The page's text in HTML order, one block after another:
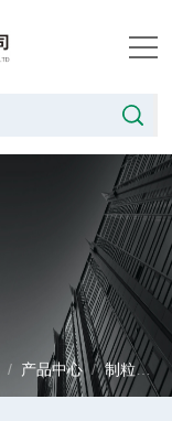
/ 产品中心/制粒设备